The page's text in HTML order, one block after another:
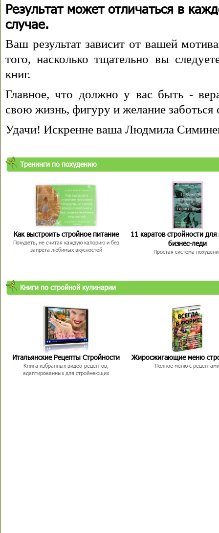
Результат может отличаться в
случае.
Ваш результат зависит от вашей
того, насколько тщательно вы
книг.
Главное, что должно у вас быть -
свою жизнь, фигуру и желание заботься
Удачи! Искренне ваша Людмила
Тренинги по похудению
Как выстроить стройное питание
Похудеть, не считая каждую калорию и без
запрета любимых вкусностей
11 каратов стройности для
бизнес-леди
Простая система
Книги по стройной кулинарии
Итальянские Рецепты Стройности
Книга избранных видео-рецептов,
адаптированных для стройнеющих
Жиросжигающие меню
Полное меню с рецептами